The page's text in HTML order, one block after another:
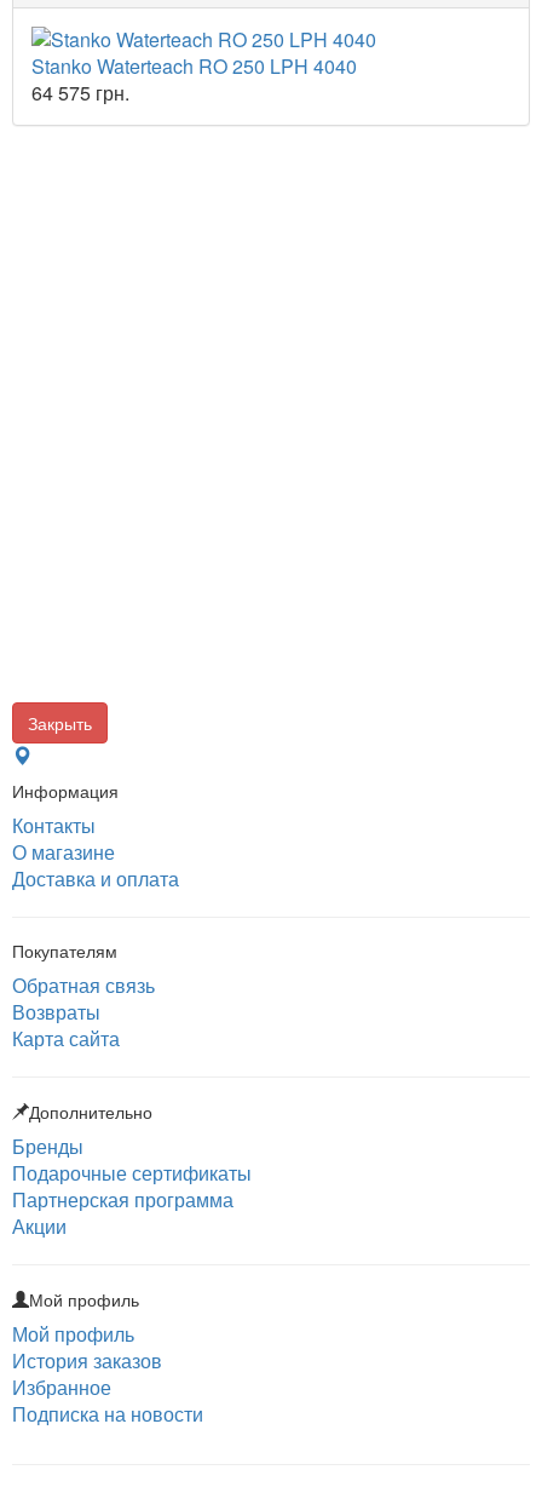
Stanko Waterteach RO 250 LPH 4040
64 575 грн.
Закрыть
Информация
Контакты
О магазине
Доставка и оплата
Покупателям
Обратная связь
Возвраты
Карта сайта
Дополнительно
Бренды
Подарочные сертификаты
Партнерская программа
Акции
Мой профиль
Мой профиль
История заказов
Избранное
Подписка на новости